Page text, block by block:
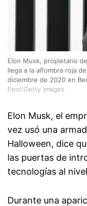
Elon Musk, propietario
llega a la alfombra roja
diciembre de 2020 en
Pool/Getty Images
Elon Musk, el
vez usó una
Halloween, dice
las puertas de
tecnologías al
Durante una